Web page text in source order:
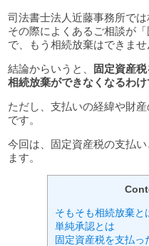
司法書士法人近藤事務所で
その際によくあるご相談が
で、もう相続放棄はできませ
結論からいうと、
固定資産
相続放棄ができなくなるわけ
ただし、支払いの経緯や財
です。
今回は、固定資産税の支払
ます。
そもそも相続放棄と
単純承認とは
固定資産税を支払っ